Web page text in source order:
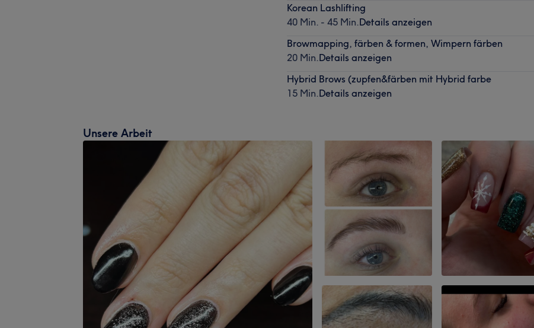
Korean Lashlifting
40 Min. - 45 Min.Details anzeigen
Browmapping, färben & formen, Wimpern färben
20 Min.Details anzeigen
Hybrid Brows (zupfen&färben mit Hybrid farbe
15 Min.Details anzeigen
Unsere Arbeit